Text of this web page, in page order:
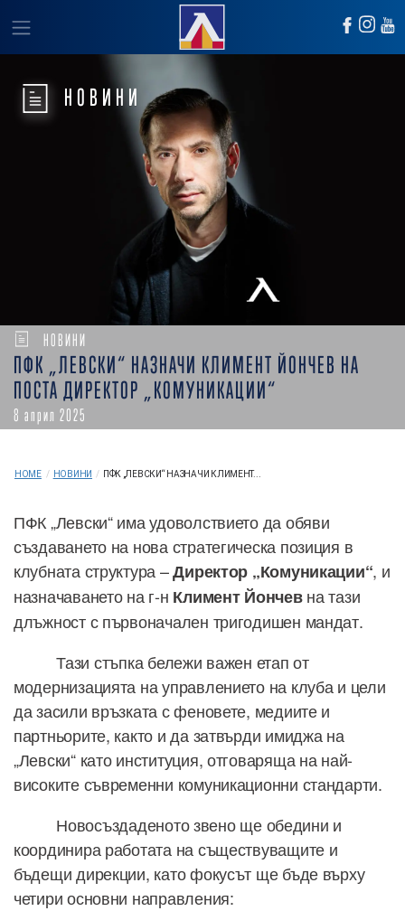
НОВИНИ
НОВИНИ
ПФК „ЛЕВСКИ“ НАЗНАЧИ КЛИМЕНТ ЙОНЧЕВ НА
ПОСТА ДИРЕКТОР „КОМУНИКАЦИИ“
8 април 2025
HOME / НОВИНИ / ПФК „ЛЕВСКИ“ НАЗНАЧИ КЛИМЕНТ...
ПФК „Левски“ има удоволствието да обяви
създаването на нова стратегическа позиция в
клубната структура –Директор „Комуникации“, и
назначаването на г-н Климент Йончевна тази
длъжност с първоначален тригодишен мандат.
Тази стъпка бележи важен етап от
модернизацията на управлението на клуба и цели
да засили връзката с феновете, медиите и
партньорите, както и да затвърди имиджа на
„Левски“ като институция, отговаряща на най-
високите съвременни комуникационни стандарти.
Новосъздаденото звено ще обедини и
координира работата на съществуващите и
бъдещи дирекции, като фокусът ще бъде върху
четири основни направления: